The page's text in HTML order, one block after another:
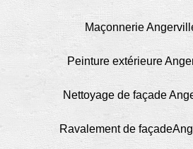
Maçonnerie
Peinture extérieure
Nettoyage de façade
Ravalement de